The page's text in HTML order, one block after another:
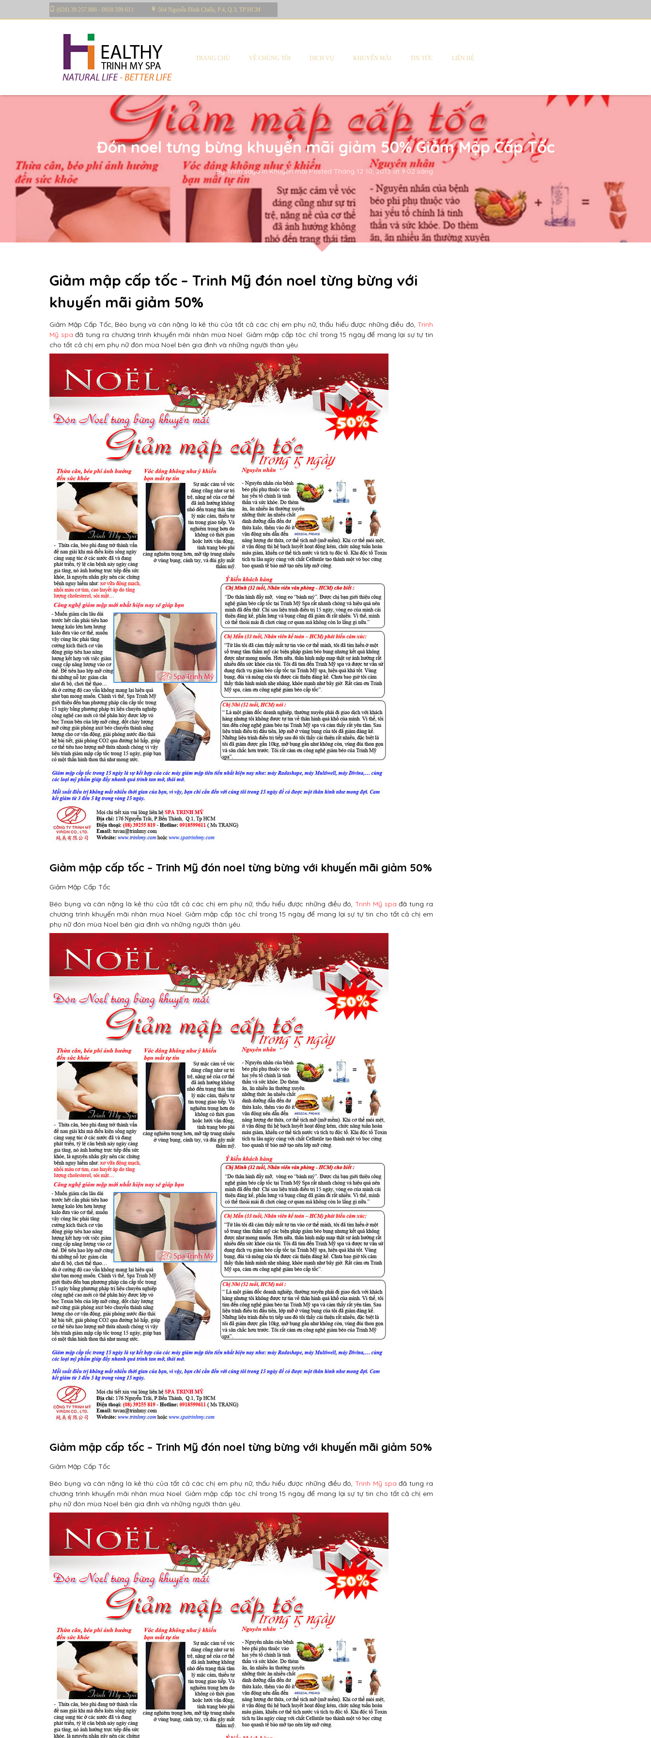
(028) 39.257.886 - 0918.599.611 564 Nguyễn Đình Chiểu, P.4, Q.3, TP.HCM
TRANG CHỦ VỀ CHÚNG TÔI DỊCH VỤ KHUYẾN MÃI TIN TỨC LIÊN HỆ
Đón noel tưng bừng khuyến mãi giảm 50% Giảm Mập Cấp Tốc
By Trinh saya in Khuyến mãi Posted Tháng 12 10, 2013 at 9:02 sáng
Giảm mập cấp tốc – Trinh Mỹ đón noel từng bừng với
khuyến mãi giảm 50%
Giảm Mập Cấp Tốc, Béo bụng và cân nặng là kẻ thù của tất cả các chị em phụ nữ, thấu hiểu được những điều đó, Trinh
Mỹ spa đã tung ra chương trình khuyến mãi nhân mùa Noel: Giảm mập cấp tôc chỉ trong 15 ngày để mang lại sự tự tin
cho tất cả chị em phụ nữ đón mùa Noel bên gia đình và những người thân yêu.
Giảm mập cấp tốc – Trinh Mỹ đón noel từng bừng với khuyến mãi giảm 50%
Giảm Mập Cấp Tốc
Béo bụng và cân nặng là kẻ thù của tất cả các chị em phụ nữ, thấu hiểu được những điều đó,Trinh Mỹ spa đã tung ra
chương trình khuyến mãi nhân mùa Noel: Giảm mập cấp tôc chỉ trong 15 ngày để mang lại sự tự tin cho tất cả chị em
phụ nữ đón mùa Noel bên gia đình và những người thân yêu.
Giảm mập cấp tốc – Trinh Mỹ đón noel từng bừng với khuyến mãi giảm 50%
Giảm Mập Cấp Tốc
Béo bụng và cân nặng là kẻ thù của tất cả các chị em phụ nữ, thấu hiểu được những điều đó,Trinh Mỹ spa đã tung ra
chương trình khuyến mãi nhân mùa Noel: Giảm mập cấp tôc chỉ trong 15 ngày để mang lại sự tự tin cho tất cả chị em
phụ nữ đón mùa Noel bên gia đình và những người thân yêu.